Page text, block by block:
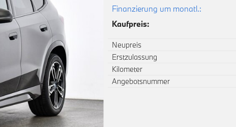
Finanzierung um monatl.:
Kaufpreis:
Neupreis
Erstzulassung
Kilometer
Angebotsnummer